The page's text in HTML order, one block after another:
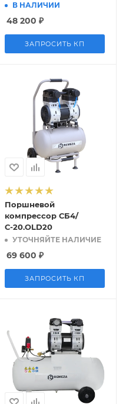
В НАЛИЧИИ
48 200 ₽
ЗАПРОСИТЬ КП
Поршневой
компрессор СБ4/
С-20.OLD20
УТОЧНЯЙТЕ НАЛИЧИЕ
69 600 ₽
ЗАПРОСИТЬ КП